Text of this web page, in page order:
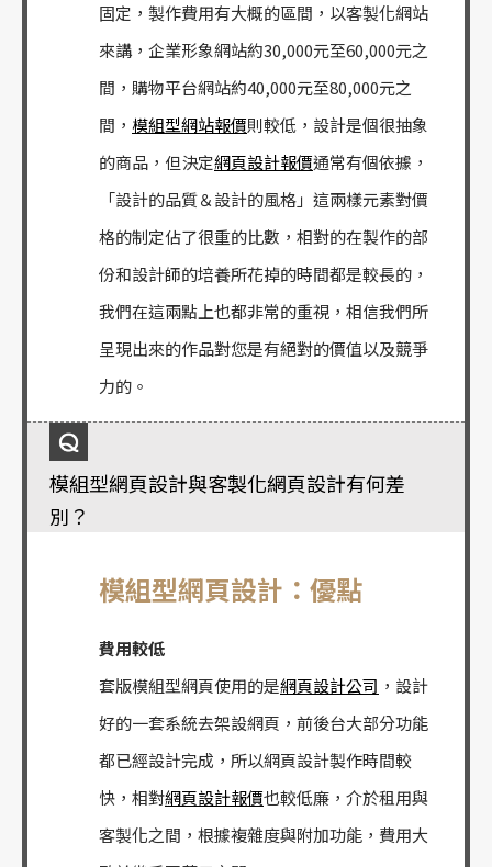
固定，製作費用有大概的區間，以客製化網站
來講，企業形象網站約30,000元至60,000元之
間，購物平台網站約40,000元至80,000元之
間， 模組型網站報價則較低，設計是個很抽象
的商品，但決定網頁設計報價通常有個依據，
「設計的品質＆設計的風格」這兩樣元素對價
格的制定佔了很重的比數，相對的在製作的部
份和設計師的培養所花掉的時間都是較長的，
我們在這兩點上也都非常的重視，相信我們所
呈現出來的作品對您是有絕對的價值以及競爭
力的。
模組型網頁設計與客製化網頁設計有何差
別？
模組型網頁設計：優點
費用較低
套版模組型網頁使用的是網頁設計公司 ，設計
好的一套系統去架設網頁，前後台大部分功能
都已經設計完成，所以網頁設計製作時間較
快，相對網頁設計報價也較低廉，介於租用與
客製化之間，根據複雜度與附加功能，費用大